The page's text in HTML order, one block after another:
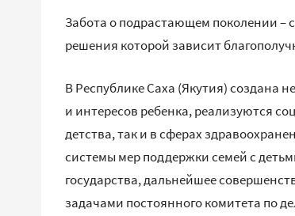
Забота о подрастающем поколении –
решения которой зависит
В Республике Саха (Якутия) создана
и интересов ребенка, реализуются
детства, так и в сферах
системы мер поддержки семей с
государства, дальнейшее
задачами постоянного комитета по